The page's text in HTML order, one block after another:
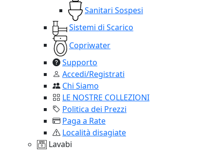
Sanitari Sospesi
Sistemi di Scarico
Copriwater
Supporto
Accedi/Registrati
Chi Siamo
LE NOSTRE COLLEZIONI
Politica dei Prezzi
Paga a Rate
Località disagiate
Lavabi